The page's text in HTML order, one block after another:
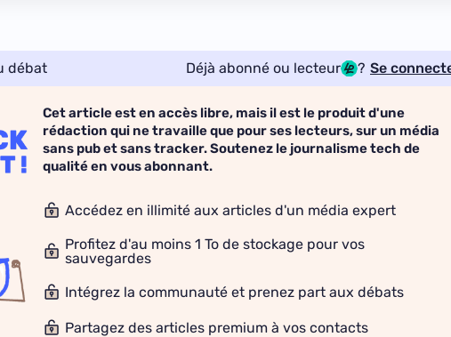
débat Déjà abonné ou lecteur ? Se
Cet article est en accès libre, mais il est le produit d'une
rédaction qui ne travaille que pour ses lecteurs, sur un média
sans pub et sans tracker. Soutenez le journalisme tech de
qualité en vous abonnant.
Accédez en illimité aux articles d'un média expert
Profitez d'au moins 1 To de stockage pour vos
sauvegardes
Intégrez la communauté et prenez part aux débats
Partagez des articles premium à vos contacts